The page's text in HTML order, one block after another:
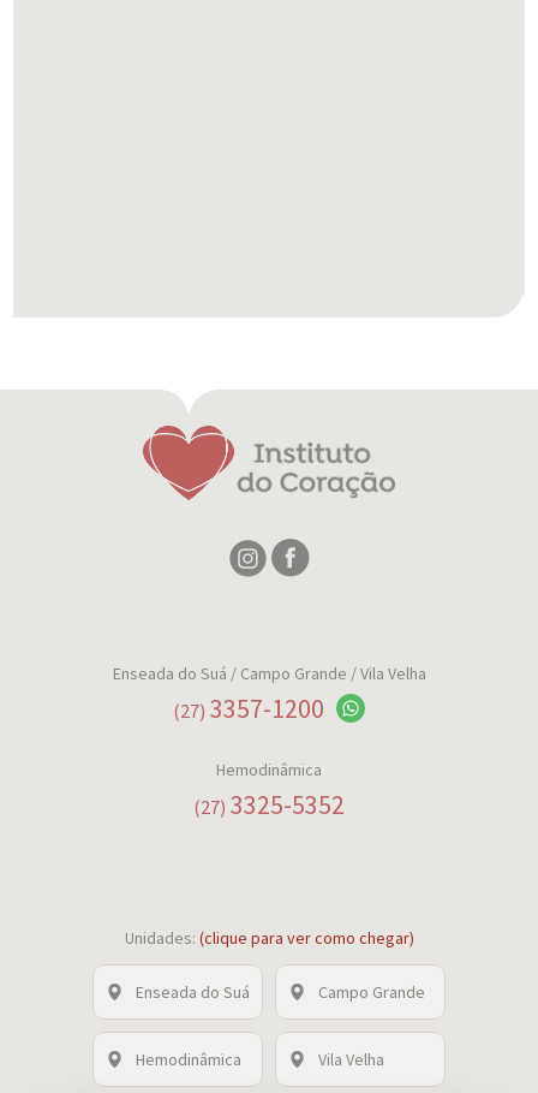
Enseada do Suá / Campo Grande / Vila Velha
(27) 3357-1200
Hemodinâmica
(27) 3325-5352
Unidades: (clique para ver como chegar)
Enseada do Suá Campo Grande
Hemodinâmica Vila Velha